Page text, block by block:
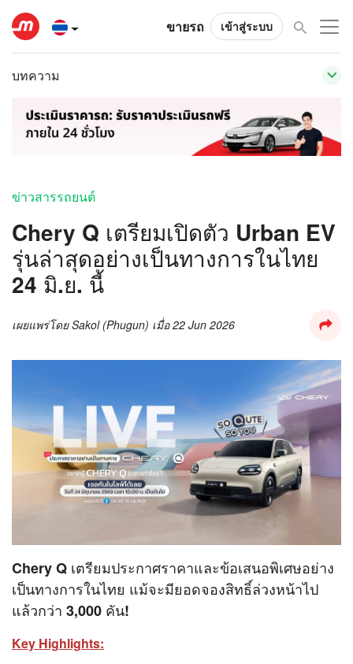
ขายรถ เข้าสู่ระบบ
บทความ
ข่าวสารรถยนต์
Chery Q เตรียมเปิดตัว Urban EV
รุ่นล่าสุดอย่างเป็นทางการในไทย
24 มิ.ย. นี้
เผยแพร่โดยSakol (Phugun) เมื่อ22 Jun 2026
Chery Q เตรียมประกาศราคาและข้อเสนอพิเศษอย่าง
เป็นทางการในไทย แม้จะมียอดจองสิทธิ์ล่วงหน้าไป
แล้วกว่า 3,000 คัน!
Key Highlights: